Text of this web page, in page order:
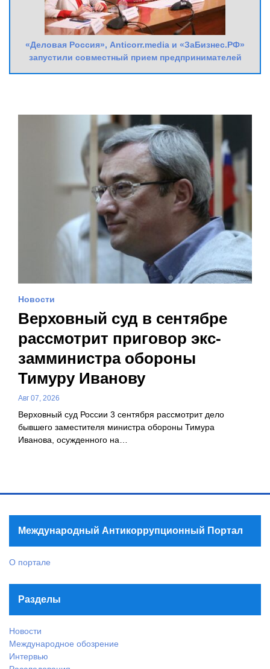
«Деловая Россия», Anticorr.media и «ЗаБизнес.РФ»
запустили совместный прием предпринимателей
Новости
Верховный суд в сентябре
рассмотрит приговор экс-
замминистра обороны
Тимуру Иванову
Авг 07, 2026
Верховный суд России 3 сентября рассмотрит дело
бывшего заместителя министра обороны Тимура
Иванова, осужденного на…
Международный Антикоррупционный Портал
О портале
Разделы
Новости
Международное обозрение
Интервью